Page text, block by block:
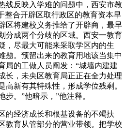
线反映入学难的问题中，西安市教
整合开辟区取行政区的教育资本早
区将建校义务推给了开辟商，最早
分成两个分歧的区域。西安一教育
，尽最大可能来采取学区内的生
题。预留出来的教育用地该当集中
局的工做人员阐发：“城墙内建建
长，未央区教育局正正在全力处理
高新有其特殊性，形成学位残剩。
。”他暗示，”他注释。
经济成长和根基设备的不竭扶
教育从管部分的营业带领。把学校